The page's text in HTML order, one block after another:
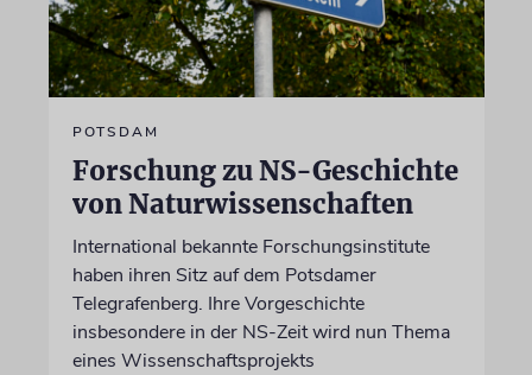
POTSDAM
Forschung zu NS-Geschichte
von Naturwissenschaften
International bekannte Forschungsinstitute
haben ihren Sitz auf dem Potsdamer
Telegrafenberg. Ihre Vorgeschichte
insbesondere in der NS-Zeit wird nun Thema
eines Wissenschaftsprojekts